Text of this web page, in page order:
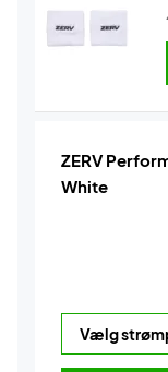
ZERV
White